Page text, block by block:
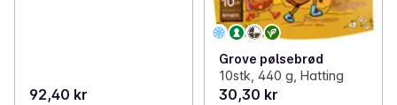
92,40 kr
Grove pølsebrød
10stk, 440 g, Hatting
30,30 kr